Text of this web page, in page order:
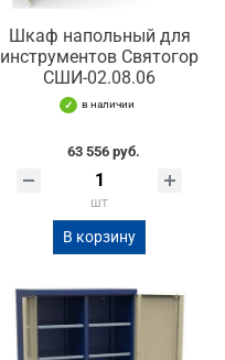
Шкаф напольный для
инструментов Святогор
СШИ-02.08.06
в наличии
63 556 руб.
шт
В корзину